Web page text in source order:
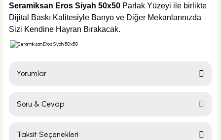
Seramiksan Eros Siyah 50x50 Parlak Yüzeyi ile birlikte
Dijital Baskı Kalitesiyle Banyo ve Diğer Mekanlarınızda
Sizi Kendine Hayran Bırakacak.
Yorumlar
Soru & Cevap
Taksit Seçenekleri